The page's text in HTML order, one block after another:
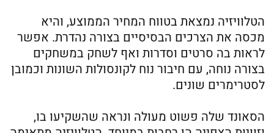
הטלוויזיה נמצאת בטווח המחיר הממוצע, והיא
מכסה את הצרכים הבסיסיים בצורה נהדרת. אפשר
לראות בה סרטים וסדרות ואף לשחק במשחקים
בצורה נוחה, עם חיבור נוח לקונסולות השונות וכמובן
לסטרימרים שונים.
הסאונד שלה פשוט מעולה ונראה שהשקיעו בו,